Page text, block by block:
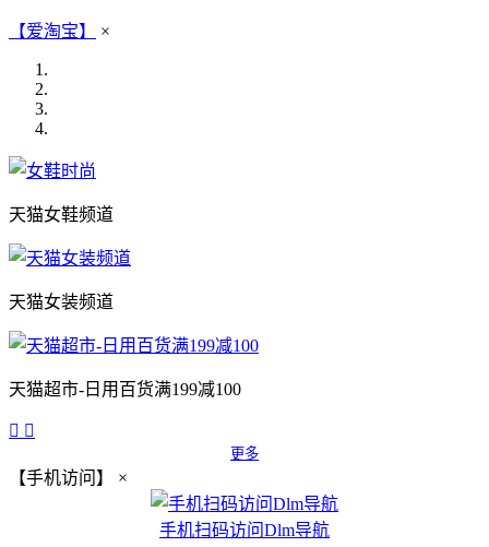
【爱淘宝】 ×
天猫女鞋频道
天猫女装频道
天猫超市-日用百货满199减100
 
更多
【手机访问】 ×
手机扫码访问Dlm导航